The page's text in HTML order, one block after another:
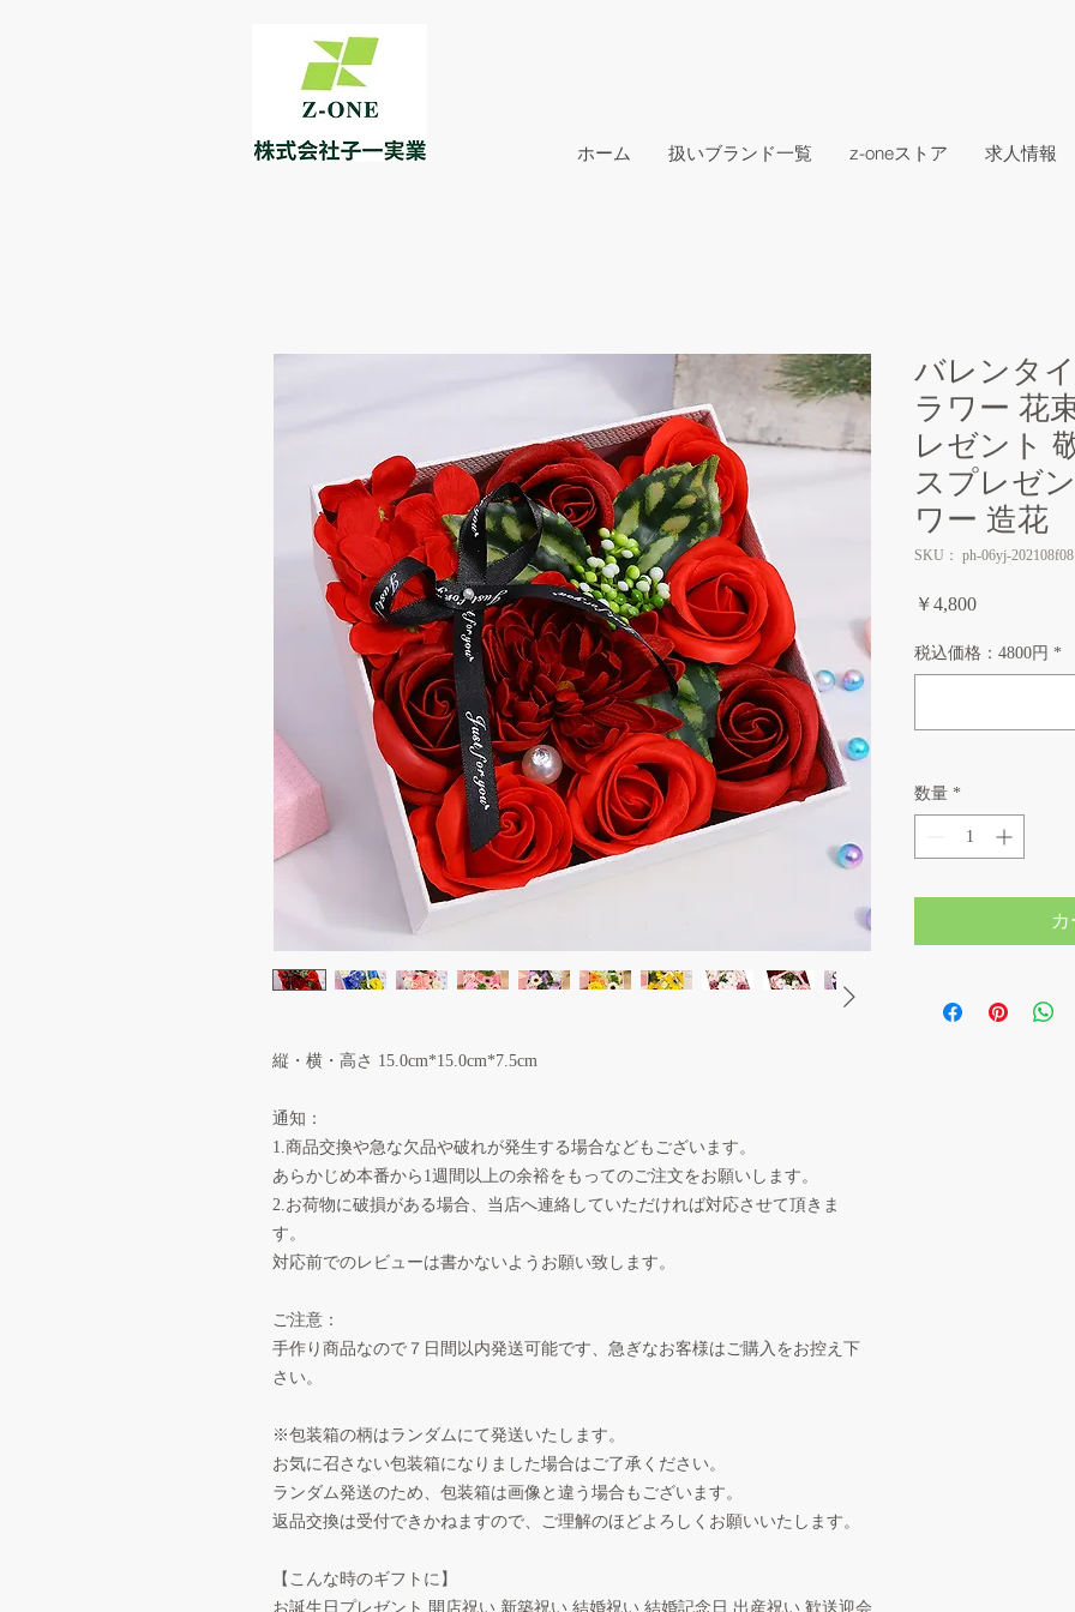
ホーム 扱いブランド一覧 z-oneストア 求人情報
縦・横・高さ 15.0cm*15.0cm*7.5cm
通知：
1.商品交換や急な欠品や破れが発生する場合などもございます。
あらかじめ本番から1週間以上の余裕をもってのご注文をお願いします。
2.お荷物に破損がある場合、当店へ連絡していただければ対応させて頂きま
す。
対応前でのレビューは書かないようお願い致します。
ご注意：
手作り商品なので７日間以内発送可能です、急ぎなお客様はご購入をお控え下
さい。
※包装箱の柄はランダムにて発送いたします。
お気に召さない包装箱になりました場合はご了承ください。
ランダム発送のため、包装箱は画像と違う場合もございます。
返品交換は受付できかねますので、ご理解のほどよろしくお願いいたします。
【こんな時のギフトに】
お誕生日プレゼント 開店祝い 新築祝い 結婚祝い 結婚記念日 出産祝い 歓送迎会
バレンタ
ラワー 花
レゼント
スプレゼ
ワー 造花
SKU： ph-06yj-202108f08
￥4,800価
税込価格：4800円 *
数量 *